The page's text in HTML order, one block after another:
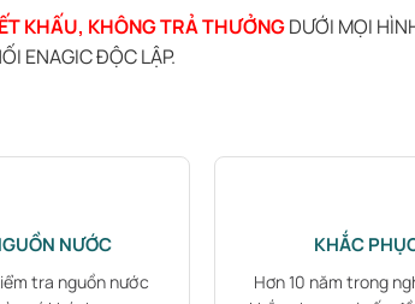
KHẤU, KHÔNG TRẢ THƯỞNGDƯỚI MỌI
ENAGIC ĐỘC LẬP.
NƯỚC
tra nguồn nước
KHẮC
Hơn 10 năm trong